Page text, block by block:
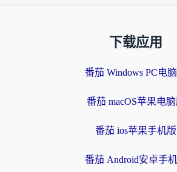
下载应用
番茄 Windows PC电
番茄 macOS苹果电
番茄 ios苹果手机版
番茄 Android安卓手